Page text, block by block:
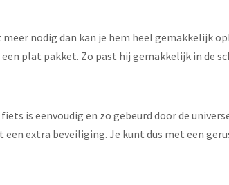
nodig dan kan je hem heel gemakkelijk
plat pakket. Zo past hij gemakkelijk in de
fiets is eenvoudig en zo gebeurd door de
een extra beveiliging. Je kunt dus met een